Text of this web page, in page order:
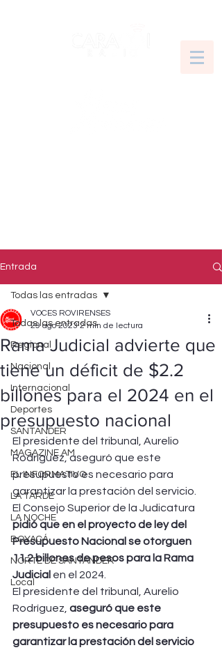
Entrada
Todas las entradas
Regional
Nacional
Internacional
Deportes
SANTANDER
MAGAZINE AM
EL INFORMATIVO
LA TARDE
LA NOCHE
BOYACÁ
NORTE DE SANTANDER
Local
Todas las entradas
Rama Judicial advierte que
tiene un déficit de $2.2
billones para el 2024 en el
presupuesto nacional
VOCES ROVIRENSES
29 ago 2023 2 min de lectura
El presidente del tribunal, Aurelio
Rodríguez, aseguró que este
presupuesto es necesario para
garantizar la prestación del servicio.
El Consejo Superior de la Judicatura
pidió que en el proyecto de ley del
Presupuesto Nacional se otorguen
11.2 billones de pesos para la Rama
Judicial en el 2024.
El presidente del tribunal, Aurelio
Rodríguez, aseguró que este
presupuesto es necesario para
garantizar la prestación del servicio